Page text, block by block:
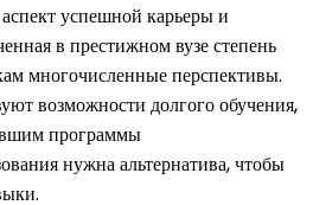
успешной карьеры и
в престижном вузе степень
многочисленные перспективы.
возможности долгого обучения,
программы
нужна альтернатива, чтобы